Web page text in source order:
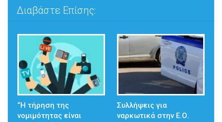
Διαβάστε Επίσης:
“Η τήρηση της
νομιμότητας είναι
Συλλήψεις για
ναρκωτικά στην Ε.Ο.